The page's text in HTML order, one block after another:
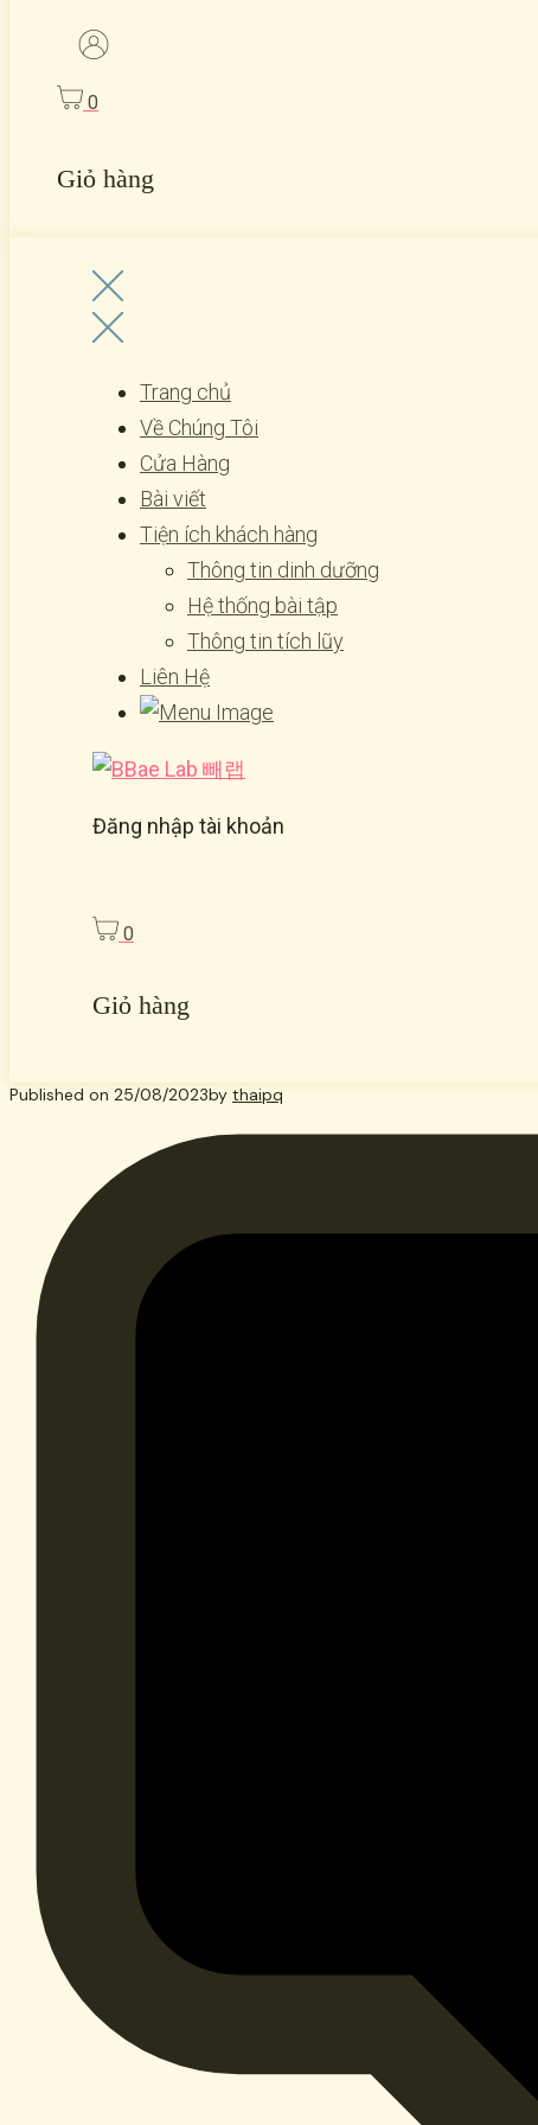
0
Giỏ hàng
Trang chủ
Về Chúng Tôi
Cửa Hàng
Bài viết
Tiện ích khách hàng
Thông tin dinh dưỡng
Hệ thống bài tập
Thông tin tích lũy
Liên Hệ
Đăng nhập tài khoản
0
Giỏ hàng
Published on 25/08/2023by thaipq